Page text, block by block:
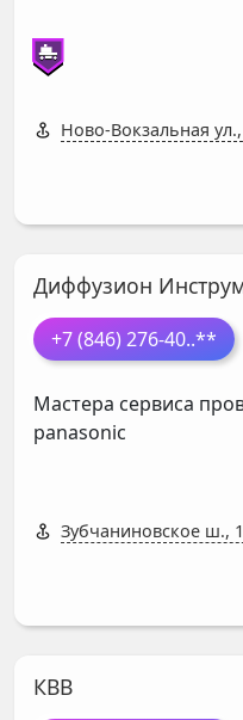
Ново-Вокзальная
Диффузион
+7 (846) 276-40..**
Мастера сервиса
panasonic
Зубчаниновское ш.,
КВВ